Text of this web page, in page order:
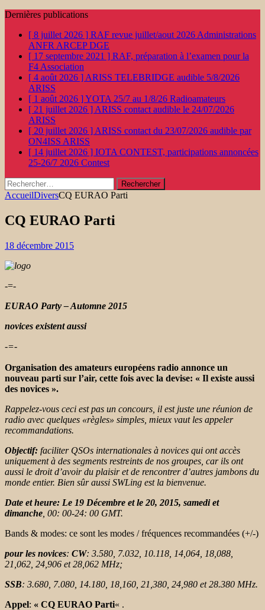
Dernières publications
[ 8 juillet 2026 ] RAF revue juillet/aout 2026 Administrations
ANFR ARCEP DGE
[ 17 septembre 2021 ] RAF, préparation à l’examen pour la
F4 Association
[ 4 août 2026 ] ARISS TELEBRIDGE audible 5/8/2026
ARISS
[ 1 août 2026 ]YOTA 25/7 au 1/8/26 Radioamateurs
[ 21 juillet 2026 ] ARISS contact audible le 24/07/2026
ARISS
[ 20 juillet 2026 ] ARISS contact du 23/07/2026 audible par
ON4ISS ARISS
[ 14 juillet 2026 ] IOTA CONTEST, participations annoncées
25-26/7 2026 Contest
Rechercher :
AccueilDiversCQ EURAO Parti
CQ EURAO Parti
18 décembre 2015
-=-
EURAO Party – Automne 2015
novices existent aussi
-=-
Organisation des amateurs européens radio annonce un
nouveau parti sur l’air, cette fois avec la devise: « Il existe aussi
des novices ».
Rappelez-vous ceci est pas un concours, il est juste une réunion de
radio avec quelques «règles» simples, mieux vaut les appeler
recommandations.
Objectif: faciliter QSOs internationales à novices qui ont accès
uniquement à des segments restreints de nos groupes, car ils ont
aussi le droit d’avoir du plaisir et de rencontrer d’autres jambons du
monde entier. Bien sûr aussi SWLing est la bienvenue.
Date et heure: Le 19 Décembre et le 20, 2015, samedi et
dimanche , 00: 00-24: 00 GMT.
Bands & modes: ce sont les modes / fréquences recommandées (+/-)
pour les novices: CW: 3.580, 7.032, 10.118, 14,064, 18,088,
21,062, 24,906 et 28,062 MHz;
SSB: 3.680, 7.080, 14.180, 18,160, 21,380, 24,980 et 28.380 MHz.
Appel: « CQ EURAO Parti« .